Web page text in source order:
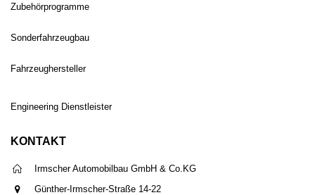
Zubehörprogramme
Sonderfahrzeugbau
Fahrzeughersteller
Engineering Dienstleister
KONTAKT
Irmscher Automobilbau GmbH & Co.KG
Günther-Irmscher-Straße 14-22